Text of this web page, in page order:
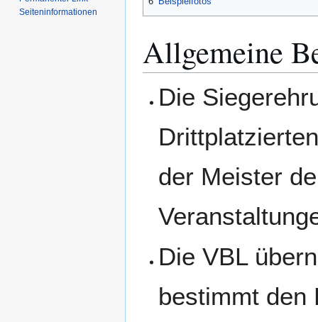
Allgemeine
Die
der Meister
Die VBL
bestimmt den
Seiten­­informationen